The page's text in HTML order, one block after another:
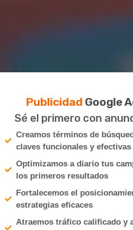
Publicidad Google
Sé el primero con
Creamos términos de
claves funcionales y efectivas
Optimizamos a diario tus
los primeros resultados
Fortalecemos el
estrategias eficaces
Atraemos tráfico calificado y